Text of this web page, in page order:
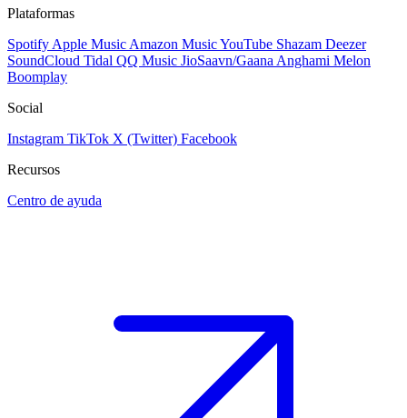
Plataformas
Spotify Apple Music Amazon MusicYouTube Shazam Deezer
SoundCloud Tidal QQ Music JioSaavn/Gaana Anghami Melon
Boomplay
Social
Instagram TikTok X (Twitter) Facebook
Recursos
Centro de ayuda